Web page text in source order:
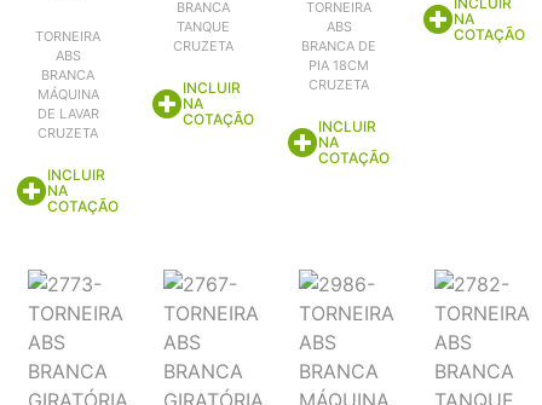
TORNEIRA
ABS
BRANCA
MÁQUINA
DE LAVAR
CRUZETA
INCLUIR
NA
COTAÇÃO
BRANCA
TANQUE
CRUZETA
INCLUIR
NA
COTAÇÃO
TORNEIRA
ABS
BRANCA DE
PIA 18CM
CRUZETA
INCLUIR
NA
COTAÇÃO
NA
COTAÇÃO